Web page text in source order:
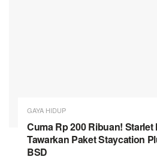
GAYA HIDUP
Cuma Rp 200 Ribuan!
Tawarkan Paket Staycation
BSD